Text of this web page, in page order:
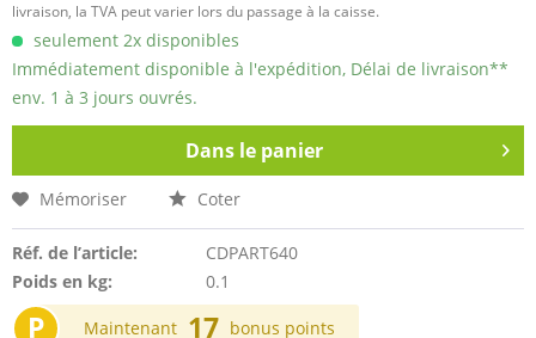
livraison, la TVA peut varier lors du passage à la caisse.
seulement 2x disponibles
Immédiatement disponible à l'expédition, Délai de livraison**
env. 1 à 3 jours ouvrés.
Dans le panier
Mémoriser Coter
Réf. de l’article:
CDPART640
Poids en kg:
0.1
P Maintenant 17 bonus points